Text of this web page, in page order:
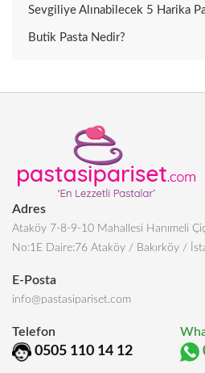
Sevgiliye Alınabilecek 5 Harika
Butik Pasta Nedir?
Adres
Ataköy 7-8-9-10 Mahallesi Hanımeli
No:1E Daire:76 Ataköy / Bakırköy /
E-Posta
info@pastasipariset.com
Telefon
0505 110 14 12